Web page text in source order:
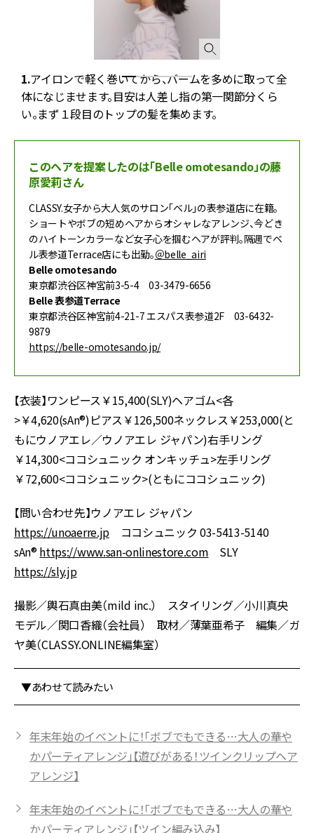
1.アイロンで軽く巻いてから、バームを多めに取って全
体になじませます。目安は人差し指の第一関節分くら
い。まず１段目のトップの髪を集めます。
このヘアを提案したのは「Belle omotesando」の藤
原愛莉さん
CLASSY.女子から大人気のサロン「ベル」の表参道店に在籍。
ショートやボブの短めヘアからオシャレなアレンジ、今どき
のハイトーンカラーなど女子心を掴むヘアが評判。隔週でベ
ル表参道Terrace店にも出勤。＠belle_airi
Belle omotesando
東京都渋谷区神宮前3-5-4 03-3479-6656
Belle 表参道Terrace
東京都渋谷区神宮前4-21-7 エスパス表参道2F 03-6432-
9879
https://belle-omotesando.jp/
【衣装】ワンピース￥15,400(SLY)ヘアゴム<各
>￥4,620(sAn®︎)ピアス￥126,500ネックレス￥253,000(と
もにウノアエレ／ウノアエレ ジャパン)右手リング
￥14,300<ココシュニック オンキッチュ>左手リング
￥72,600<ココシュニック>(ともにココシュニック)
【問い合わせ先】ウノアエレ ジャパン
https://unoaerre.jpココシュニック 03-5413-5140
sAn®︎https://www.san-onlinestore.com SLY
https://sly.jp
撮影／輿石真由美（mild inc.） スタイリング／小川真央
モデル／関口香織（会社員） 取材／薄葉亜希子 編集／ガ
ヤ美（CLASSY.ONLINE編集室）
▼あわせて読みたい
年末年始のイベントに！「ボブでもできる…大人の華や
かパーティアレンジ」【遊びがある！ツインクリップヘア
アレンジ】
年末年始のイベントに！「ボブでもできる…大人の華や
かパーティアレンジ」【ツイン編み込み】